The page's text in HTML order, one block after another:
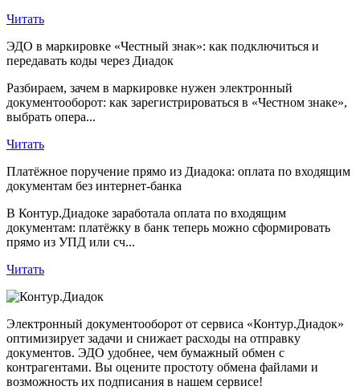
Читать
ЭДО в маркировке «Честный знак»: как подключиться и
передавать коды через Диадок
Разбираем, зачем в маркировке нужен электронный
документооборот: как зарегистрироваться в «Честном знаке»,
выбрать опера...
Читать
Платёжное поручение прямо из Диадока: оплата по входящим
документам без интернет-банка
В Контур.Диадоке заработала оплата по входящим
документам: платёжку в банк теперь можно сформировать
прямо из УПД или сч...
Читать
Электронный документооборот от сервиса «Контур.Диадок»
оптимизирует задачи и снижает расходы на отправку
документов. ЭДО удобнее, чем бумажный обмен с
контрагентами. Вы оцените простоту обмена файлами и
возможность их подписания в нашем сервисе!